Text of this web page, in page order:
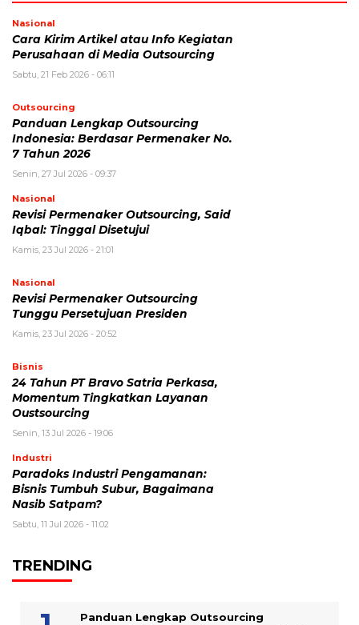
Nasional
Cara Kirim Artikel atau Info Kegiatan
Perusahaan di Media Outsourcing
Sabtu, 21 Feb 2026 - 06:11
Outsourcing
Panduan Lengkap Outsourcing
Indonesia: Berdasar Permenaker No.
7 Tahun 2026
Senin, 27 Jul 2026 - 09:37
Nasional
Revisi Permenaker Outsourcing, Said
Iqbal: Tinggal Disetujui
Kamis, 23 Jul 2026 - 21:01
Nasional
Revisi Permenaker Outsourcing
Tunggu Persetujuan Presiden
Kamis, 23 Jul 2026 - 20:52
Bisnis
24 Tahun PT Bravo Satria Perkasa,
Momentum Tingkatkan Layanan
Oustsourcing
Senin, 13 Jul 2026 - 19:06
Industri
Paradoks Industri Pengamanan:
Bisnis Tumbuh Subur, Bagaimana
Nasib Satpam?
Sabtu, 11 Jul 2026 - 11:02
TRENDING
Panduan Lengkap Outsourcing